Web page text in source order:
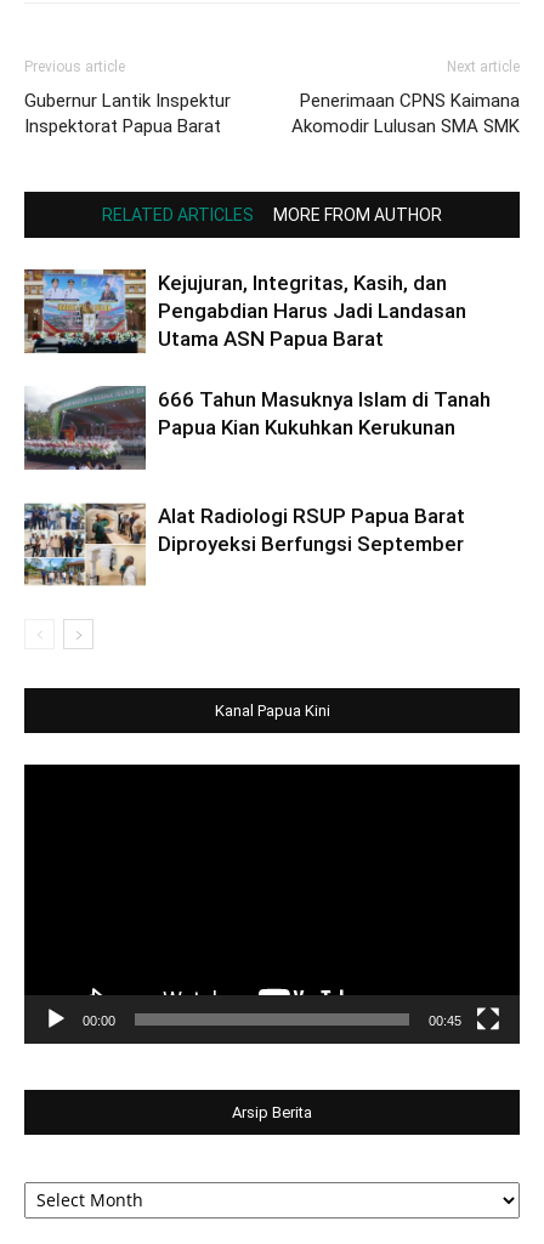
Previous article
Gubernur Lantik Inspektur
Inspektorat Papua Barat
Next article
Penerimaan CPNS Kaimana
Akomodir Lulusan SMA SMK
RELATED ARTICLES MORE FROM AUTHOR
Kejujuran, Integritas, Kasih, dan
Pengabdian Harus Jadi Landasan
Utama ASN Papua Barat
666 Tahun Masuknya Islam di Tanah
Papua Kian Kukuhkan Kerukunan
Alat Radiologi RSUP Papua Barat
Diproyeksi Berfungsi September
Kanal Papua Kini
00:00 00:45
Arsip Berita
Arsip
Berita